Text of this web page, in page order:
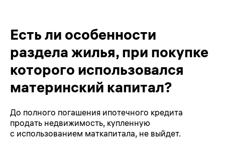
Есть ли особенности
раздела жилья, при покупке
которого использовался
материнский капитал?
До полного погашения ипотечного кредита
продать недвижимость, купленную
с использованием маткапитала, не выйдет.